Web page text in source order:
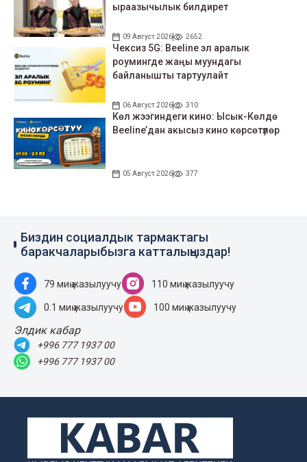
ыраазычылык билдирет
09 Август 2026 2652
Чексиз 5G: Beeline эл аралык
роумингде жаңы муундагы
байланышты тартуулайт
06 Август 2026 310
Көл жээгиндеги кино: Ысык-Көлдө
Beeline’дан акысыз кино көрсөтүлөр
05 Август 2026 377
Биздин социалдык тармактагы
баракчаларыбызга катталыңыздар!
79 миң жазылуучу 110 миң жазылуучу
0.1 миң жазылуучу 100 миң жазылуучу
Элдик кабар
+996 777 1937 00
+996 777 1937 00